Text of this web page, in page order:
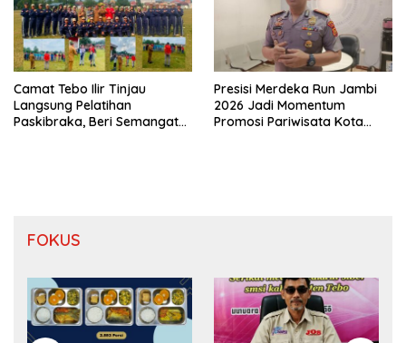
Camat Tebo Ilir Tinjau
Langsung Pelatihan
Paskibraka, Beri Semangat
Presisi Merdeka Run Jambi
2026 Jadi Momentum
Promosi Pariwisata Kota
FOKUS